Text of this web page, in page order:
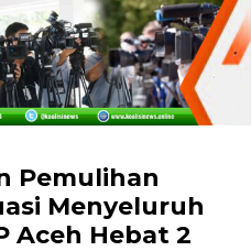
Pemulihan
Menyeluruh
Aceh Hebat 2